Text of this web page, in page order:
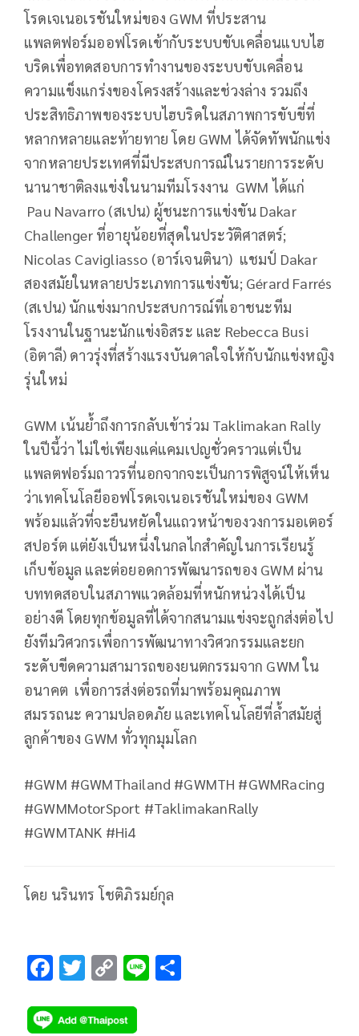
โรดเจเนอเรชันใหม่ของ GWM ที่ประสาน
แพลตฟอร์มออฟโรดเข้ากับระบบขับเคลื่อนแบบไฮ
บริดเพื่อทดสอบการทำงานของระบบขับเคลื่อน
ความแข็งแกร่งของโครงสร้างและช่วงล่าง รวมถึง
ประสิทธิภาพของระบบไฮบริดในสภาพการขับขี่ที่
หลากหลายและท้ายทาย โดย GWM ได้จัดทัพนักแข่ง
จากหลายประเทศที่มีประสบการณ์ในรายการระดับ
นานาชาติลงแข่งในนามทีมโรงงาน GWM ได้แก่
Pau Navarro (สเปน) ผู้ชนะการแข่งขัน Dakar
Challenger ที่อายุน้อยที่สุดในประวัติศาสตร์;
Nicolas Cavigliasso (อาร์เจนตินา) แชมป์ Dakar
สองสมัยในหลายประเภทการแข่งขัน; Gérard Farrés
(สเปน) นักแข่งมากประสบการณ์ที่เอาชนะทีม
โรงงานในฐานะนักแข่งอิสระ และ Rebecca Busi
(อิตาลี) ดาวรุ่งที่สร้างแรงบันดาลใจให้กับนักแข่งหญิง
รุ่นใหม่
GWM เน้นย้ำถึงการกลับเข้าร่วม Taklimakan Rally
ในปีนี้ว่า ไม่ใช่เพียงแค่แคมเปญชั่วคราวแต่เป็น
แพลตฟอร์มถาวรที่นอกจากจะเป็นการพิสูจน์ให้เห็น
ว่าเทคโนโลยีออฟโรดเจเนอเรชันใหม่ของ GWM
พร้อมแล้วที่จะยืนหยัดในแถวหน้าของวงการมอเตอร์
สปอร์ต แต่ยังเป็นหนึ่งในกลไกสำคัญในการเรียนรู้
เก็บข้อมูล และต่อยอดการพัฒนารถของ GWM ผ่าน
บททดสอบในสภาพแวดล้อมที่หนักหน่วงได้เป็น
อย่างดี โดยทุกข้อมูลที่ได้จากสนามแข่งจะถูกส่งต่อไป
ยังทีมวิศวกรเพื่อการพัฒนาทางวิศวกรรมและยก
ระดับขีดความสามารถของยนตกรรมจาก GWM ใน
อนาคต เพื่อการส่งต่อรถที่มาพร้อมคุณภาพ
สมรรถนะ ความปลอดภัย และเทคโนโลยีที่ล้ำสมัยสู่
ลูกค้าของ GWM ทั่วทุกมุมโลก
#GWM #GWMThailand #GWMTH #GWMRacing
#GWMMotorSport #TaklimakanRally
#GWMTANK #Hi4
โดย นรินทร โชติภิรมย์กุล
F
e
T
tt
C
p
Li